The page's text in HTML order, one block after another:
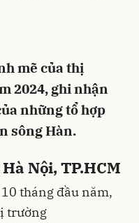
mẽ của thị
2024, ghi nhận
những tổ hợp
sông Hàn.
Nội, TP.HCM
tháng đầu năm,
trường
Hủy